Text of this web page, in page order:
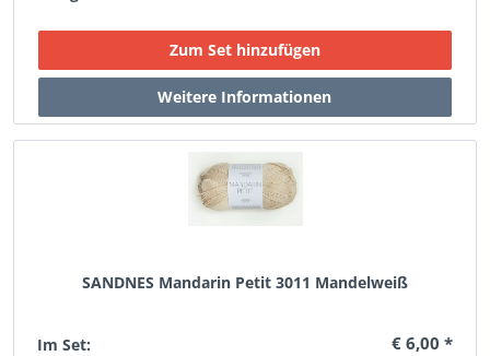
SANDNES Mandarin Petit 3011 Mandelweiß
Im Set: € 6,00 *